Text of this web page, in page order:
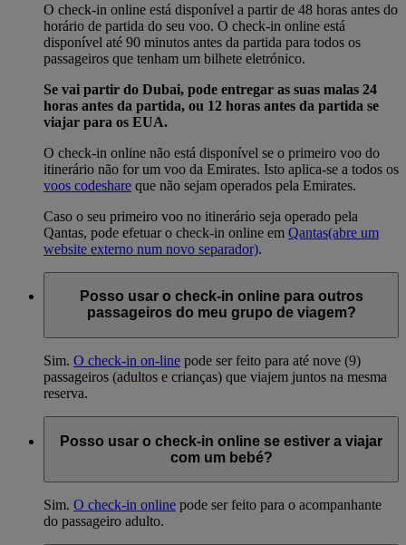
O check-in online está disponível a partir de 48 horas antes do
horário de partida do seu voo. O check-in online está
disponível até 90 minutos antes da partida para todos os
passageiros que tenham um bilhete eletrónico.
Se vai partir do Dubai, pode entregar as suas malas 24
horas antes da partida, ou 12 horas antes da partida se
viajar para os EUA.
O check-in online não está disponível se o primeiro voo do
itinerário não for um voo da Emirates. Isto aplica-se a todos os
voos codeshare que não sejam operados pela Emirates.
Caso o seu primeiro voo no itinerário seja operado pela
Qantas, pode efetuar o check-in online em Qantas(abre um
website externo num novo separador).
Posso usar o check-in online para outros
passageiros do meu grupo de viagem?
Sim. O check-in on-line pode ser feito para até nove (9)
passageiros (adultos e crianças) que viajem juntos na mesma
reserva.
Posso usar o check-in online se estiver a viajar
com um bebé?
Sim. O check-in online pode ser feito para o acompanhante
do passageiro adulto.